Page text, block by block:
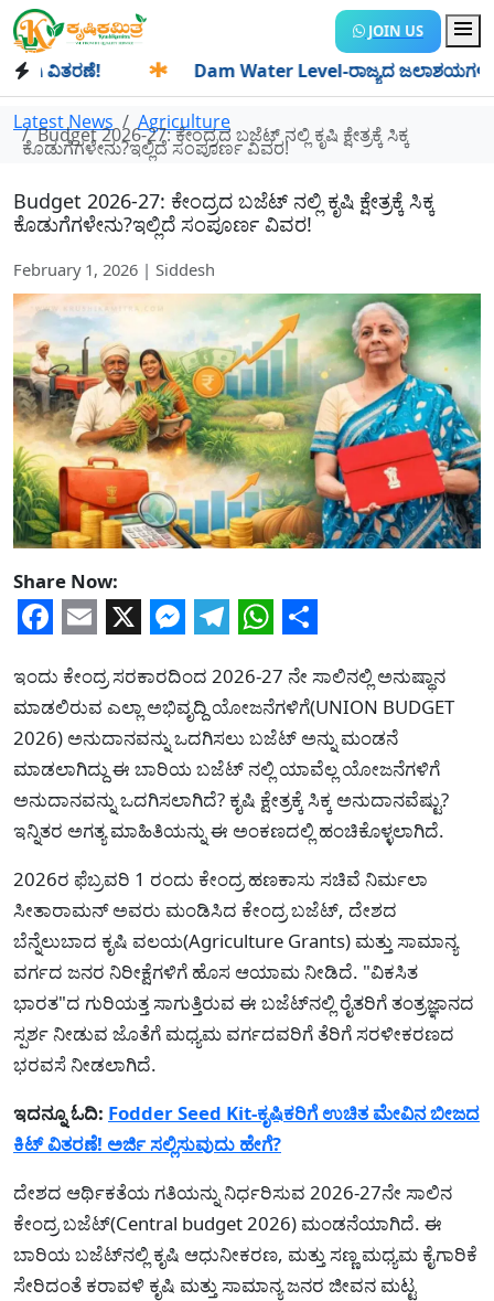
JOIN US
Dam Water Level-ರಾಜ್ಯದ ಜಲಾಶಯಗಳಿಗೆ ಒಂದೇ
Latest News Agriculture
Budget 2026-27: ಕೇಂದ್ರದ ಬಜೆಟ್ ನಲ್ಲಿ ಕೃಷಿ ಕ್ಷೇತ್ರಕ್ಕೆ ಸಿಕ್ಕ
ಕೊಡುಗೆಗಳೇನು?ಇಲ್ಲಿದೆ ಸಂಪೂರ್ಣ ವಿವರ!
Budget 2026-27: ಕೇಂದ್ರದ ಬಜೆಟ್ ನಲ್ಲಿ ಕೃಷಿ ಕ್ಷೇತ್ರಕ್ಕೆ ಸಿಕ್ಕ
ಕೊಡುಗೆಗಳೇನು?ಇಲ್ಲಿದೆ ಸಂಪೂರ್ಣ ವಿವರ!
February 1, 2026 | Siddesh
Share Now:
Facebook
Email
X Messenger
Telegram
WhatsApp
Share
ಇಂದು ಕೇಂದ್ರ ಸರಕಾರದಿಂದ 2026-27 ನೇ ಸಾಲಿನಲ್ಲಿ ಅನುಷ್ಥಾನ
ಮಾಡಲಿರುವ ಎಲ್ಲಾ ಅಭಿವೃದ್ದಿ ಯೋಜನೆಗಳಿಗೆ(UNION BUDGET
2026) ಅನುದಾನವನ್ನು ಒದಗಿಸಲು ಬಜೆಟ್ ಅನ್ನು ಮಂಡನೆ
ಮಾಡಲಾಗಿದ್ದು ಈ ಬಾರಿಯ ಬಜೆಟ್ ನಲ್ಲಿ ಯಾವೆಲ್ಲ ಯೋಜನೆಗಳಿಗೆ
ಅನುದಾನವನ್ನು ಒದಗಿಸಲಾಗಿದೆ? ಕೃಷಿ ಕ್ಷೇತ್ರಕ್ಕೆ ಸಿಕ್ಕ ಅನುದಾನವೆಷ್ಟು?
ಇನ್ನಿತರ ಅಗತ್ಯ ಮಾಹಿತಿಯನ್ನು ಈ ಅಂಕಣದಲ್ಲಿ ಹಂಚಿಕೊಳ್ಳಲಾಗಿದೆ.
2026ರ ಫೆಬ್ರವರಿ 1 ರಂದು ಕೇಂದ್ರ ಹಣಕಾಸು ಸಚಿವೆ ನಿರ್ಮಲಾ
ಸೀತಾರಾಮನ್ ಅವರು ಮಂಡಿಸಿದ ಕೇಂದ್ರ ಬಜೆಟ್, ದೇಶದ
ಬೆನ್ನೆಲುಬಾದ ಕೃಷಿ ವಲಯ(Agriculture Grants) ಮತ್ತು ಸಾಮಾನ್ಯ
ವರ್ಗದ ಜನರ ನಿರೀಕ್ಷೆಗಳಿಗೆ ಹೊಸ ಆಯಾಮ ನೀಡಿದೆ. "ವಿಕಸಿತ
ಭಾರತ"ದ ಗುರಿಯತ್ತ ಸಾಗುತ್ತಿರುವ ಈ ಬಜೆಟ್‌ನಲ್ಲಿ ರೈತರಿಗೆ ತಂತ್ರಜ್ಞಾನದ
ಸ್ಪರ್ಶ ನೀಡುವ ಜೊತೆಗೆ ಮಧ್ಯಮ ವರ್ಗದವರಿಗೆ ತೆರಿಗೆ ಸರಳೀಕರಣದ
ಭರವಸೆ ನೀಡಲಾಗಿದೆ.
ಇದನ್ನೂ ಓದಿ: Fodder Seed Kit-ಕೃಷಿಕರಿಗೆ ಉಚಿತ ಮೇವಿನ ಬೀಜದ
ಕಿಟ್ ವಿತರಣೆ! ಅರ್ಜಿ ಸಲ್ಲಿಸುವುದು ಹೇಗೆ?
ದೇಶದ ಆರ್ಥಿಕತೆಯ ಗತಿಯನ್ನು ನಿರ್ಧರಿಸುವ 2026-27ನೇ ಸಾಲಿನ
ಕೇಂದ್ರ ಬಜೆಟ್(Central budget 2026) ಮಂಡನೆಯಾಗಿದೆ. ಈ
ಬಾರಿಯ ಬಜೆಟ್‌ನಲ್ಲಿ ಕೃಷಿ ಆಧುನೀಕರಣ, ಮತ್ತು ಸಣ್ಣ ಮಧ್ಯಮ ಕೈಗಾರಿಕೆ
ಸೇರಿದಂತೆ ಕರಾವಳಿ ಕೃಷಿ ಮತ್ತು ಸಾಮಾನ್ಯ ಜನರ ಜೀವನ ಮಟ್ಟ